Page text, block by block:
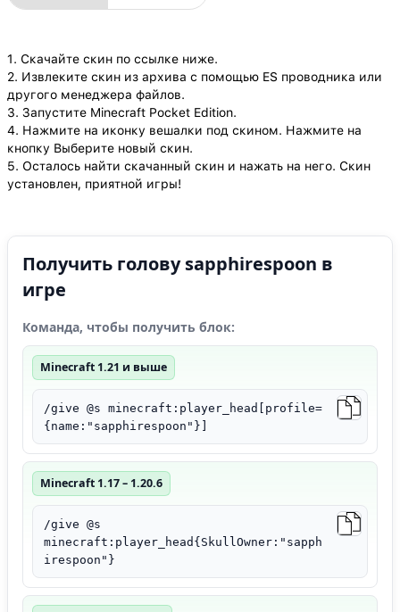
1. Скачайте скин по ссылке ниже.
2. Извлеките скин из архива с помощью ES проводника или
другого менеджера файлов.
3. Запустите Minecraft Pocket Edition.
4. Нажмите на иконку вешалки под скином. Нажмите на
кнопку Выберите новый скин.
5. Осталось найти скачанный скин и нажать на него. Скин
установлен, приятной игры!
Получить голову sapphirespoon в
игре
Команда, чтобы получить блок:
Minecraft 1.21 и выше
/give @s minecraft:player_head[profile=
{name:"sapphirespoon"}]
Minecraft 1.17 – 1.20.6
/give @s
minecraft:player_head{SkullOwner:"sapph
irespoon"}